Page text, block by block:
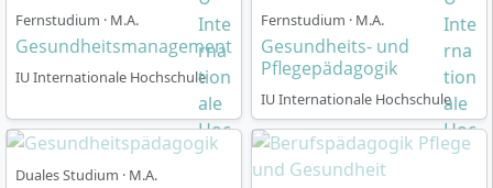
Fernstudium · M.A.
Gesundheitsmanagement
IU Internationale Hochschule
Fernstudium · M.A.
Gesundheits- und
Pflegepädagogik
IU Internationale Hochschule
Duales Studium · M.A.